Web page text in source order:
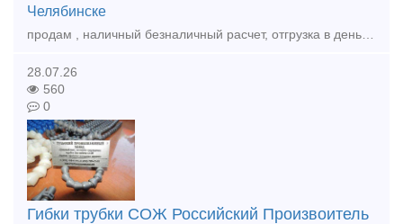
Челябинске
продам , наличный безналичный расчет, отгрузка в день оплаты , доставка любой транспортной по РФ и КЗ, Головка соединительного рукава А1 Р17Б.001 головка а1 р17б.001-2 ,а так же другеи запчасти
28.07.26
560
0
Гибки трубки СОЖ Российский Произвоитель